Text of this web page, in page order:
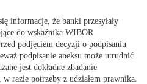
informacje, że banki przesyłały
do wskaźnika WIBOR
podjęciem decyzji o podpisaniu
podpisanie aneksu może utrudnić
jest dokładne zbadanie
razie potrzeby z udziałem prawnika.